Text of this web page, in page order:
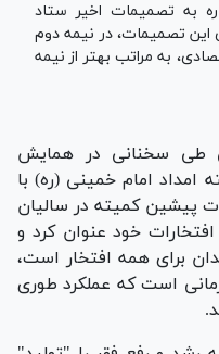
به تصمیمات اخیر ستاد
این تصمیمات، در نیمه دوم
به مراتب بهتر از نیمه
طی سخنانی در همایش
امداد امام خمینی (ره) با
پیشین کمیته در سالیان
خود عنوان کرد و
برای همه افتخار است،
زمانی است که عملکرد طوری